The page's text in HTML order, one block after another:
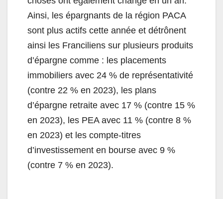
Ainsi, les épargnants de la région PACA
sont plus actifs cette année et détrônent
ainsi les Franciliens sur plusieurs produits
d’épargne comme : les placements
immobiliers avec 24 % de représentativité
(contre 22 % en 2023), les plans
d’épargne retraite avec 17 % (contre 15 %
en 2023), les PEA avec 11 % (contre 8 %
en 2023) et les compte-titres
d’investissement en bourse avec 9 %
(contre 7 % en 2023).